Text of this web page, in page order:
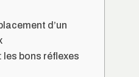
d’un
les bons réflexes